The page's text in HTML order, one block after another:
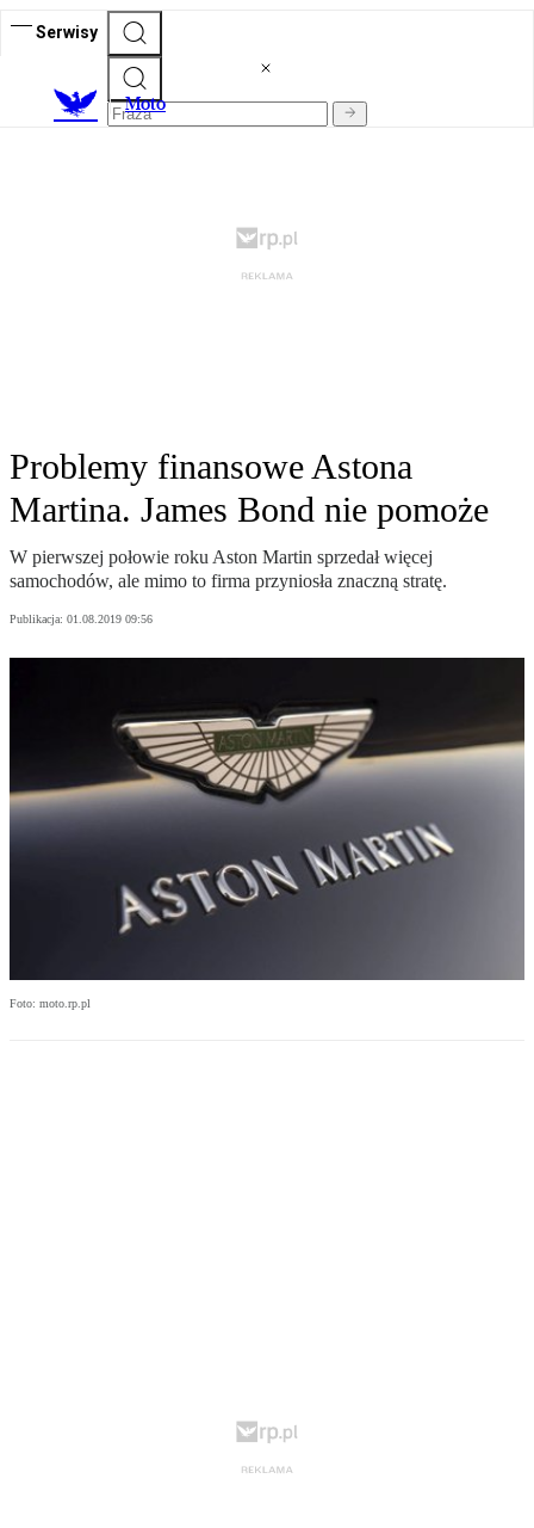
Serwisy
Moto
Problemy finansowe Astona
Martina. James Bond nie pomoże
W pierwszej połowie roku Aston Martin sprzedał więcej
samochodów, ale mimo to firma przyniosła znaczną stratę.
Publikacja: 01.08.2019 09:56
Foto: moto.rp.pl